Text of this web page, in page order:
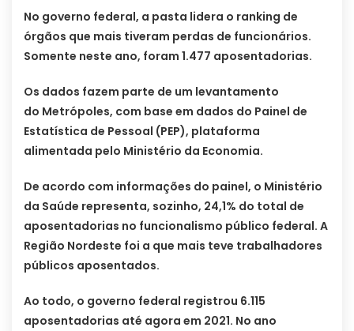
No governo federal, a pasta lidera o ranking de
órgãos que mais tiveram perdas de funcionários.
Somente neste ano, foram 1.477 aposentadorias.
Os dados fazem parte de um levantamento
do Metrópoles, com base em dados do Painel de
Estatística de Pessoal (PEP), plataforma
alimentada pelo Ministério da Economia.
De acordo com informações do painel, o Ministério
da Saúde representa, sozinho, 24,1% do total de
aposentadorias no funcionalismo público federal. A
Região Nordeste foi a que mais teve trabalhadores
públicos aposentados.
Ao todo, o governo federal registrou 6.115
aposentadorias até agora em 2021. No ano